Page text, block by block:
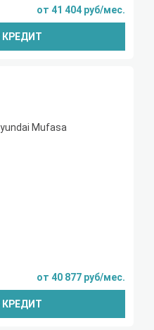
от 41 404 руб/мес.
КРЕДИТ
от 40 877 руб/мес.
КРЕДИТ